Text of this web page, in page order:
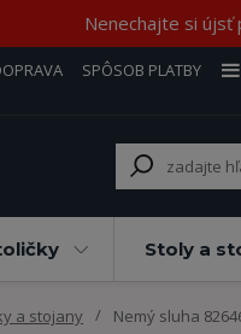
Nenechajte si újsť
SPÔSOB PLATBY
Stoly a
a stojany Nemý sluha